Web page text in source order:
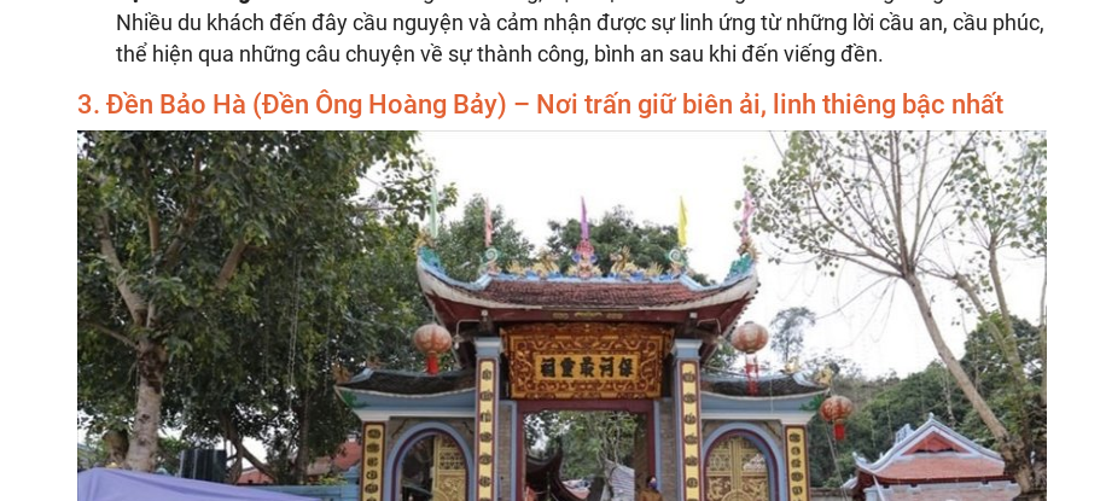
Nhiều du khách đến đây cầu nguyện và cảm nhận được sự linh ứng từ những lời cầu an, cầu phúc,
thể hiện qua những câu chuyện về sự thành công, bình an sau khi đến viếng đền.
3. Đền Bảo Hà (Đền Ông Hoàng Bảy) – Nơi trấn giữ biên ải, linh thiêng bậc nhất